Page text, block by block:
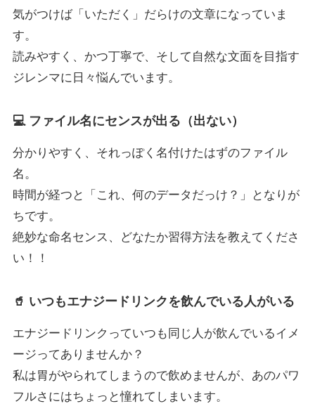
気がつけば「いただく」だらけの文章になっていま
す。
読みやすく、かつ丁寧で、そして自然な文面を目指す
ジレンマに日々悩んでいます。
💻 ファイル名にセンスが出る（出ない）
分かりやすく、それっぽく名付けたはずのファイル
名。
時間が経つと「これ、何のデータだっけ？」となりが
ちです。
絶妙な命名センス、どなたか習得方法を教えてくださ
い！！
🥤 いつもエナジードリンクを飲んでいる人がいる
エナジードリンクっていつも同じ人が飲んでいるイメ
ージってありませんか？
私は胃がやられてしまうので飲めませんが、あのパワ
フルさにはちょっと憧れてしまいます。